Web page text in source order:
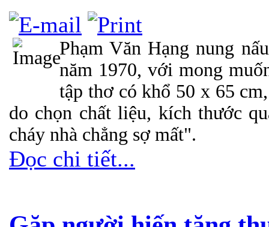
Phạm Văn Hạng nung
năm 1970, với mong
tập thơ có khổ 50 x 65
do chọn chất liệu, kích thước
cháy nhà chẳng sợ mất".
Đọc chi tiết...